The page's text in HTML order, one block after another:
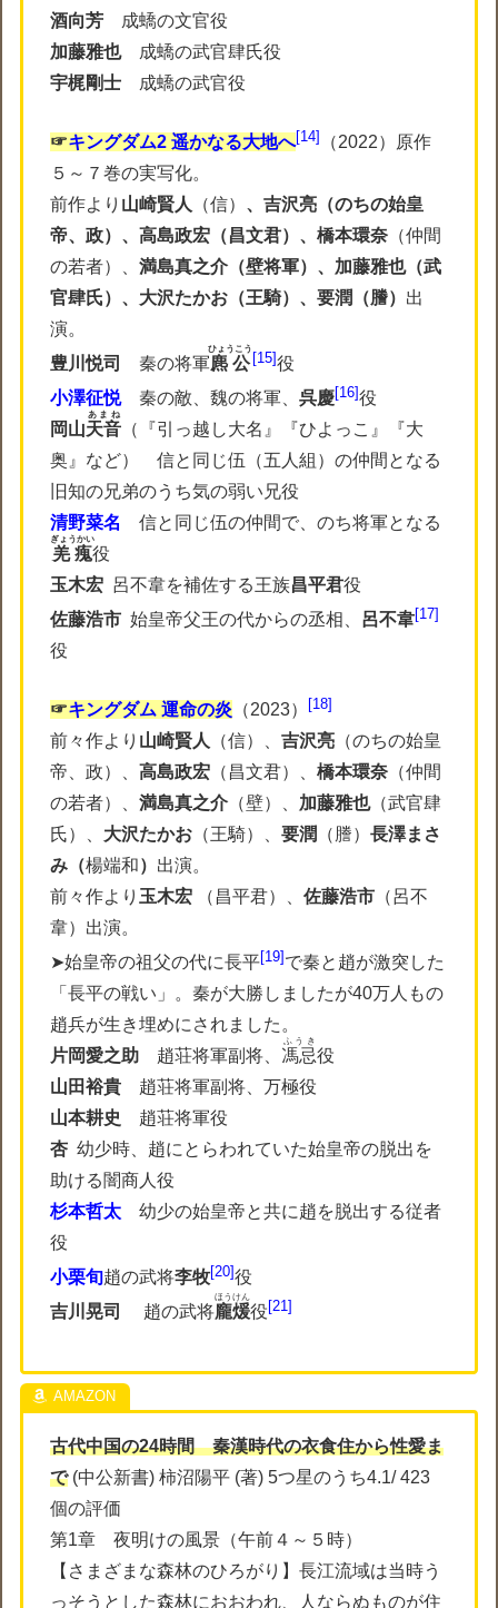
酒向芳 成蟜の文官役
加藤雅也成蟜の武官肆氏役
宇梶剛士 成蟜の武官役
☞キングダム2 遥かなる大地へ 14
（2022）原作
５～７巻の実写化。
前作より 山崎賢人 （信） 、吉沢亮（のちの始皇
帝、政）、高島政宏（昌文君）、橋本環奈 （仲間
の若者）、満島真之介（壁将軍）、加藤雅也（武
官肆氏）、大沢たかお（王騎）、要潤（謄） 出
演。
豊川悦司 秦の将軍麃公
ひょうこう
15 役
小澤征悦秦の敵、魏の将軍、呉慶 16 役
岡山天音
あまね
（
『引っ越し大名』『ひよっこ』『大
奥』など） 信と同じ伍（五人組）の仲間となる
旧知の兄弟のうち気の弱い兄役
清野菜名
信と同じ伍の仲間で、のち将軍となる
羌瘣
ぎょうかい
役
玉木宏 呂不韋を補佐する王族昌平君役
佐藤浩市始皇帝父王の代からの丞相、 呂不韋 17
役
☞キングダム 運命の炎 （2023） 18
前々作より 山崎賢人 （信）、吉沢亮 （のちの始皇
帝、政）、 高島政宏 （昌文君）、橋本環奈 （仲間
の若者）、満島真之介 （壁）、 加藤雅也（武官肆
氏）、 大沢たかお （王騎）、要潤 （謄）長澤まさ
み（楊端和 ） 出演。
前々作より玉木宏 （昌平君）、佐藤浩市 （呂不
韋）出演。
➤始皇帝の祖父の代に長平 19 で秦と趙が激突した
「長平の戦い」。秦が大勝しましたが40万人もの
趙兵が生き埋めにされました。
片岡愛之助 趙荘将軍副将、 馮忌
ふうき
役
山田裕貴 趙荘将軍副将、万極役
山本耕史
趙荘将軍役
杏 幼少時、趙にとらわれていた始皇帝の脱出を
助ける闇商人役
杉本哲太 幼少の始皇帝と共に趙を脱出する従者
役
小栗旬趙の武将李牧 20 役
吉川晃司
趙の武将龐煖
ほうけん
役 21
古代中国の24時間 秦漢時代の衣食住から性愛ま
で(中公新書) 柿沼陽平 (著) 5つ星のうち4.1/ 423
個の評価
第1章 夜明けの風景（午前４～５時）
【さまざまな森林のひろがり】長江流域は当時う
っそうとした森林におおわれ、人ならぬものが住